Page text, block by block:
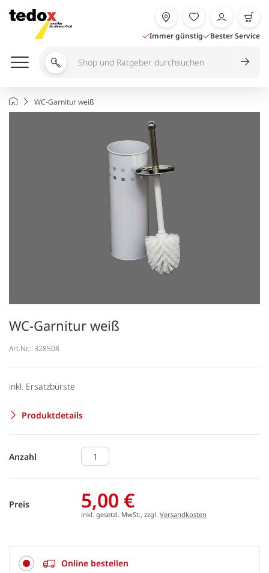
Inhalt
springen
Immer günstig Bester Service
Shop
durchsuchen
StartseiteWC-Garnitur weiß
WC-Garnitur weiß
Art.Nr.: 328508
inkl. Ersatzbürste
Produktdetails
Anzahl
Preis 5,00 €
inkl. gesetzl. MwSt., zzgl. Versandkosten
Online bestellen